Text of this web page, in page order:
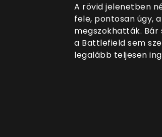
A rövid jelenetben
fele, pontosan úgy,
megszokhatták.
a Battlefield sem
legalább teljesen